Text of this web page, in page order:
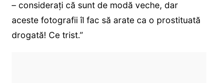
– considerați că sunt de modă veche, dar
aceste fotografii îl fac să arate ca o prostituată
drogată! Ce trist.”